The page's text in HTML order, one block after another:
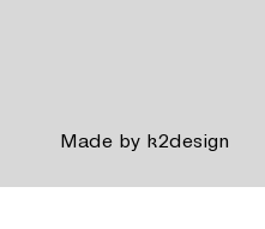
Made by k2design